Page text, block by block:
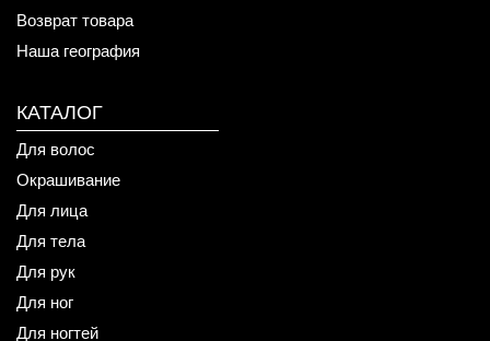
Возврат товара
Наша география
КАТАЛОГ
Для волос
Окрашивание
Для лица
Для тела
Для рук
Для ног
Для ногтей